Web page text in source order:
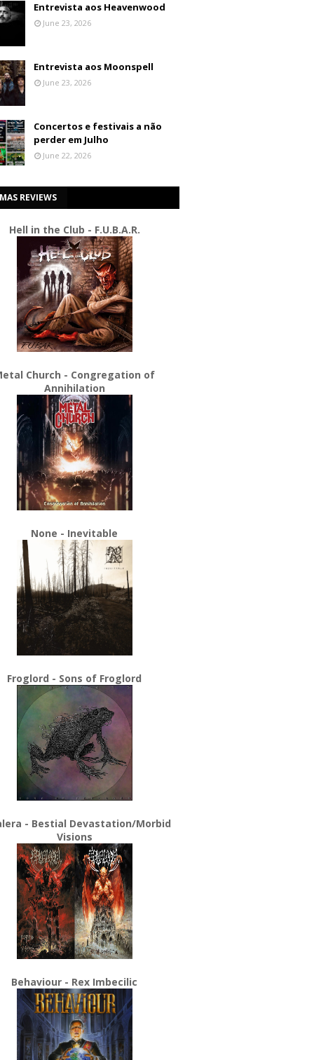
Entrevista aos Heavenwood
June 23, 2026
Entrevista aos Moonspell
June 23, 2026
Concertos e festivais a não
perder em Julho
June 22, 2026
REVIEWS
Hell in the Club - F.U.B.A.R.
Church - Congregation of
Annihilation
None - Inevitable
Froglord - Sons of Froglord
- Bestial Devastation/Morbid
Visions
Behaviour - Rex Imbecilic